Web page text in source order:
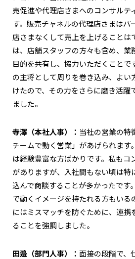
売促進や代理店さまへのコンサルテ
す。販売チャネルの代理店さまはパ
店さまなくして売上を上げることは
は、店舗スタッフの方々も含め、業
目的を共有し、協力いただくことで
の主将として周りを巻き込み、よい
けたので、その力をさらに磨き活躍
ました。
寺澤（本社人事）： 当社の営業の特
チームで動く営業」があげられます
は経験豊富な方ばかりです。私もコ
がありますが、入社間もない頃は特
込んで商談することが多かったです
で動くイメージを持たれる方もいる
にはミスマッチを防ぐために、連携
ることを強調しました。
田邉（部門人事）： 面接の段階で、